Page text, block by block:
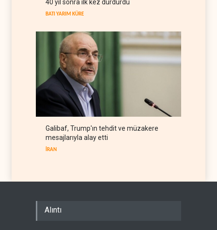
öldü
40 yıl sonra ilk kez durdurdu
BATI YARIM KÜRE
Galibaf, Trump'ın tehdit ve müzakere
mesajlarıyla alay etti
İRAN
Alıntı